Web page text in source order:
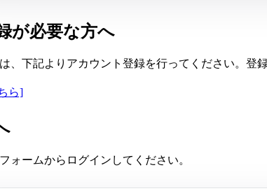
が必要な方へ
、下記よりアカウント登録を行ってください。登
ら]
ォームからログインしてください。